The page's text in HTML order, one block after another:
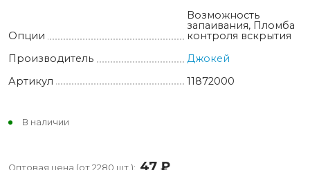
Опции
Возможность
запаивания, Пломба
контроля вскрытия
Производитель
Джокей
Артикул
11872000
В наличии
Оптовая цена (от 2280 шт.): 47